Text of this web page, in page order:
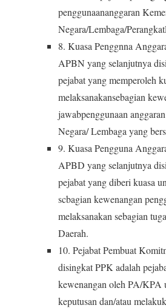
penggunaananggaran
Negara/Lembaga/
8. Kuasa Penggnna
APBN yang selanjutnya
pejabat yang memperoleh
melaksanakansebagian
jawabpenggunaan
Negara/ Lembaga yang
9. Kuasa Pengguna
APBD yang selanjutnya
pejabat yang diberi kuasa
scbagian kewenangan
melaksanakan sebagian
Daerah.
10. Pejabat Pembuat
disingkat PPK adalah
kewenangan oleh PA/KPA
keputusan dan/atau